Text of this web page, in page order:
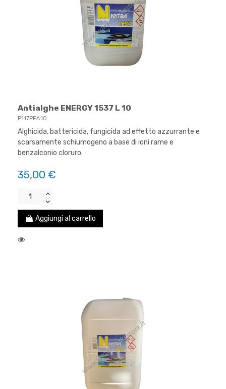
Antialghe ENERGY 1537 L 10
P117PPA10
Alghicida, battericida, fungicida ad effetto azzurrante e
scarsamente schiumogeno a base di ioni rame e
benzalconio cloruro.
35,00 €
Aggiungi al carrello